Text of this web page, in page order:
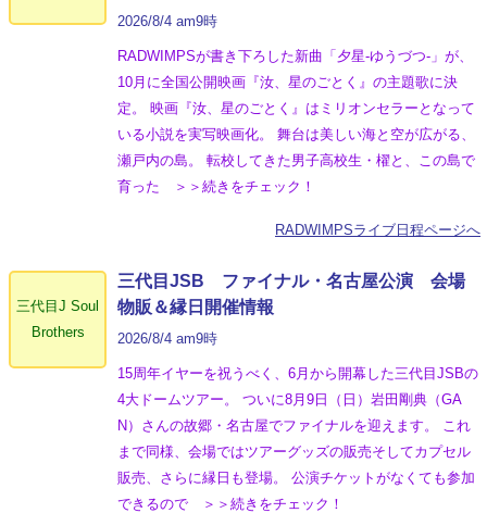
2026/8/4 am9時
RADWIMPSが書き下ろした新曲「夕星-ゆうづつ-」が、
10月に全国公開映画『汝、星のごとく』の主題歌に決
定。 映画『汝、星のごとく』はミリオンセラーとなって
いる小説を実写映画化。 舞台は美しい海と空が広がる、
瀬戸内の島。 転校してきた男子高校生・櫂と、この島で
育った ＞＞続きをチェック！
RADWIMPSライブ日程ページへ
三代目J Soul
Brothers
三代目JSB ファイナル・名古屋公演 会場
物販＆縁日開催情報
2026/8/4 am9時
15周年イヤーを祝うべく、6月から開幕した三代目JSBの
4大ドームツアー。 ついに8月9日（日）岩田剛典（GA
N）さんの故郷・名古屋でファイナルを迎えます。 これ
まで同様、会場ではツアーグッズの販売そしてカプセル
販売、さらに縁日も登場。 公演チケットがなくても参加
できるので ＞＞続きをチェック！